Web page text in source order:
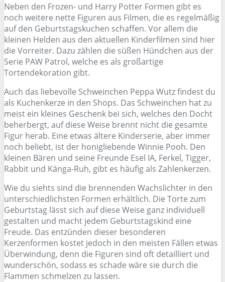
Neben den Frozen- und Harry Potter Formen gibt es
noch weitere nette Figuren aus Filmen, die es regelmäßig
auf den Geburtstagskuchen schaffen. Vor allem die
kleinen Helden aus den aktuellen Kinderfilmen sind hier
die Vorreiter. Dazu zählen die süßen Hündchen aus der
Serie PAW Patrol, welche es als großartige
Tortendekoration gibt.
Auch das liebevolle Schweinchen Peppa Wutz findest du
als Kuchenkerze in den Shops. Das Schweinchen hat zu
meist ein kleines Geschenk bei sich, welches den Docht
beherbergt, auf diese Weise brennt nicht die gesamte
Figur herab. Eine etwas ältere Kinderserie, aber immer
noch beliebt, ist der honigliebende Winnie Pooh. Den
kleinen Bären und seine Freunde Esel IA, Ferkel, Tigger,
Rabbit und Känga-Ruh, gibt es häufig als Zahlenkerzen.
Wie du siehts sind die brennenden Wachslichter in den
unterschiedlichsten Formen erhältlich. Die Torte zum
Geburtstag lässt sich auf diese Weise ganz individuell
gestalten und macht jedem Geburtstagskind eine
Freude. Das entzünden dieser besonderen
Kerzenformen kostet jedoch in den meisten Fällen etwas
Überwindung, denn die Figuren sind oft detailliert und
wunderschön, sodass es schade wäre sie durch die
Flammen schmelzen zu lassen.